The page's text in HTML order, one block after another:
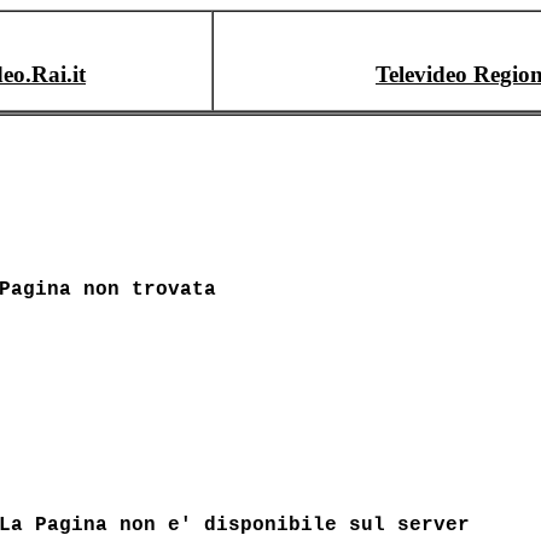
Televideo
Pagina non trovata
La Pagina non e' disponibile sul server